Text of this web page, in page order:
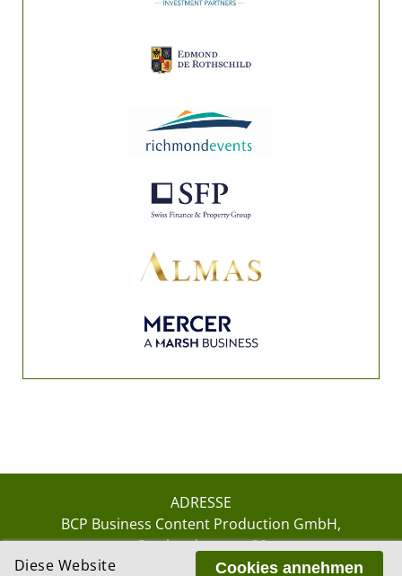
ADRESSE
BCP Business Content Production GmbH
Gotthardstrasse 38
8002 ZürichCookies annehmen
Diese Website